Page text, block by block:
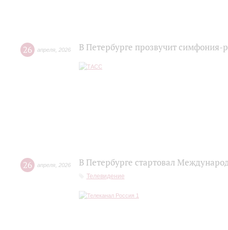
26 апреля 2026 В Петербурге прозвучит
26 апреля 2026 В Петербурге стартовал
Телевидение